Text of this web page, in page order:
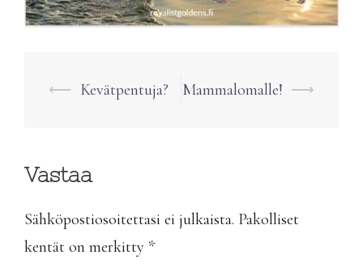
Post
⟵ Kevätpentuja? Mammalomalle! ⟶
Vastaa
Sähköpostiosoitettasi ei julkaista. Pakolliset
kentät on merkitty *